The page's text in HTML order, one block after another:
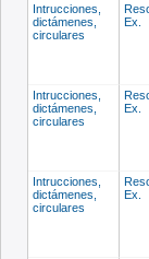
Intrucciones,
dictámenes,
circulares
Ex.
Intrucciones,
dictámenes,
circulares
Ex.
Intrucciones,
dictámenes,
circulares
Ex.